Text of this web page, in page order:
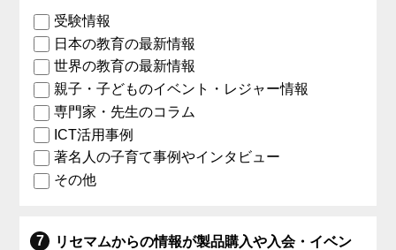
受験情報
日本の教育の最新情報
世界の教育の最新情報
親子・子どものイベント・レジャー情報
専門家・先生のコラム
ICT活用事例
著名人の子育て事例やインタビュー
その他
リセマムからの情報が製品購入や入会・イベン